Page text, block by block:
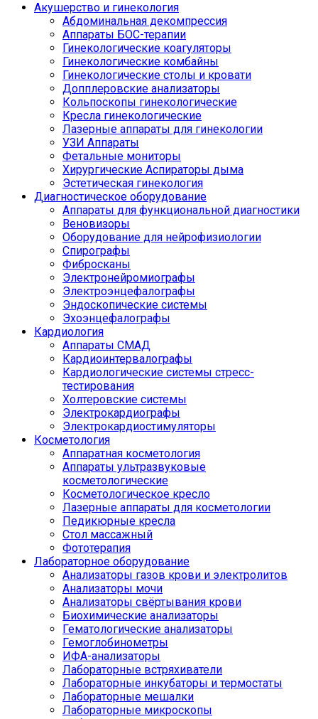
Акушерство и гинекология
Абдоминальная декомпрессия
Аппараты БОС-терапии
Гинекологические коагуляторы
Гинекологические комбайны
Гинекологические столы и кровати
Допплеровские анализаторы
Кольпоскопы гинекологические
Кресла гинекологические
Лазерные аппараты для гинекологии
УЗИ Аппараты
Фетальные мониторы
Хирургические Аспираторы дыма
Эстетическая гинекология
Диагностическое оборудование
Аппараты для функциональной диагностики
Веновизоры
Оборудование для нейрофизиологии
Спирографы
Фибросканы
Электронейромиографы
Электроэнцефалографы
Эндоскопические системы
Эхоэнцефалографы
Кардиология
Аппараты СМАД
Кардиоинтервалографы
Кардиологические системы стресс-
тестирования
Холтеровские системы
Электрокардиографы
Электрокардиостимуляторы
Косметология
Аппаратная косметология
Аппараты ультразвуковые
косметологические
Косметологическое кресло
Лазерные аппараты для косметологии
Педикюрные кресла
Стол массажный
Фототерапия
Лабораторное оборудование
Анализаторы газов крови и электролитов
Анализаторы мочи
Анализаторы свёртывания крови
Биохимические анализаторы
Гематологические анализаторы
Гемоглобинометры
ИФА-анализаторы
Лабораторные встряхиватели
Лабораторные инкубаторы и термостаты
Лабораторные мешалки
Лабораторные микроскопы